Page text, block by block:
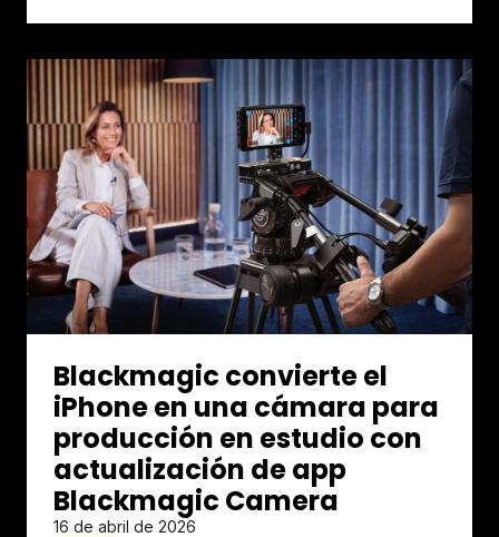
Blackmagic convierte el
iPhone en una cámara para
producción en estudio con
actualización de app
Blackmagic Camera
16 de abril de 2026